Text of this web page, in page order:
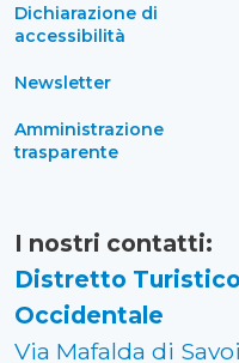
Dichiarazione di
accessibilità
Newsletter
Amministrazione
trasparente
I nostri contatti:
Distretto
Occidentale
Via Mafalda di